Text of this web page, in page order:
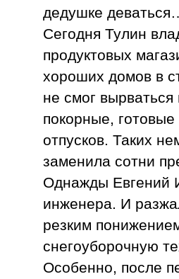
дедушке
Сегодня Тулин
продуктовых
хороших домов в
не смог
покорные,
отпусков. Таких
заменила сотни
Однажды Евгений
инженера. И
резким
снегоуборочную
Особенно, после